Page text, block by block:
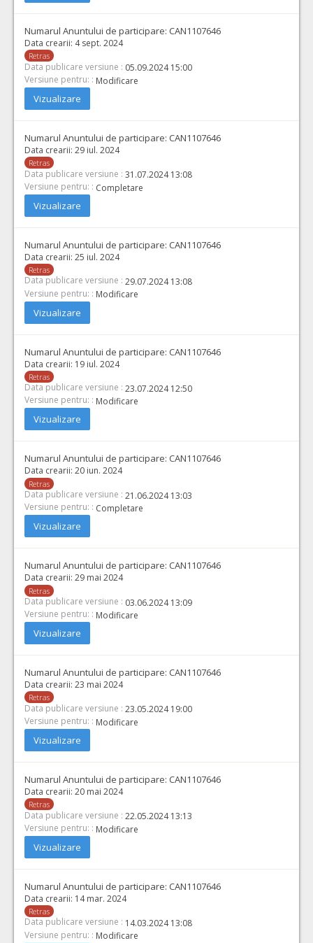
Numarul Anuntului de participare: CAN1107646
Data crearii: 4 sept. 2024
Retras
Data publicare versiune : 05.09.2024 15:00
Versiune pentru: : Modificare
Vizualizare
Numarul Anuntului de participare: CAN1107646
Data crearii: 29 iul. 2024
Retras
Data publicare versiune : 31.07.2024 13:08
Versiune pentru: : Completare
Vizualizare
Numarul Anuntului de participare: CAN1107646
Data crearii: 25 iul. 2024
Retras
Data publicare versiune : 29.07.2024 13:08
Versiune pentru: : Modificare
Vizualizare
Numarul Anuntului de participare: CAN1107646
Data crearii: 19 iul. 2024
Retras
Data publicare versiune : 23.07.2024 12:50
Versiune pentru: : Modificare
Vizualizare
Numarul Anuntului de participare: CAN1107646
Data crearii: 20 iun. 2024
Retras
Data publicare versiune : 21.06.2024 13:03
Versiune pentru: : Completare
Vizualizare
Numarul Anuntului de participare: CAN1107646
Data crearii: 29 mai 2024
Retras
Data publicare versiune : 03.06.2024 13:09
Versiune pentru: : Modificare
Vizualizare
Numarul Anuntului de participare: CAN1107646
Data crearii: 23 mai 2024
Retras
Data publicare versiune : 23.05.2024 19:00
Versiune pentru: : Modificare
Vizualizare
Numarul Anuntului de participare: CAN1107646
Data crearii: 20 mai 2024
Retras
Data publicare versiune : 22.05.2024 13:13
Versiune pentru: : Modificare
Vizualizare
Numarul Anuntului de participare: CAN1107646
Data crearii: 14 mar. 2024
Retras
Data publicare versiune : 14.03.2024 13:08
Versiune pentru: : Modificare